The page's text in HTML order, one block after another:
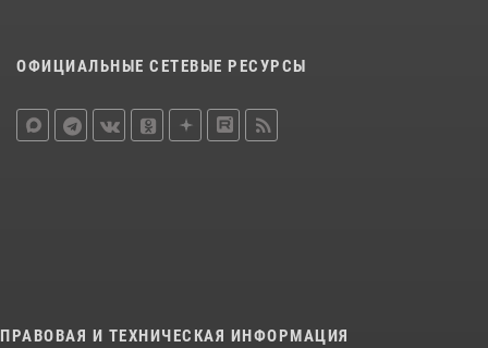
ОФИЦИАЛЬНЫЕ СЕТЕВЫЕ РЕСУРСЫ
ПРАВОВАЯ И ТЕХНИЧЕСКАЯ ИНФОРМАЦИЯ